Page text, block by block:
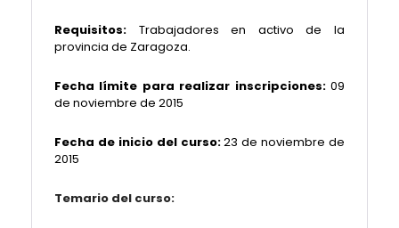
Requisitos: Trabajadores en activo de la
provincia de Zaragoza.
Fecha límite para realizar inscripciones: 09
de noviembre de 2015
Fecha de inicio del curso:23 de noviembre de
2015
Temario del curso: